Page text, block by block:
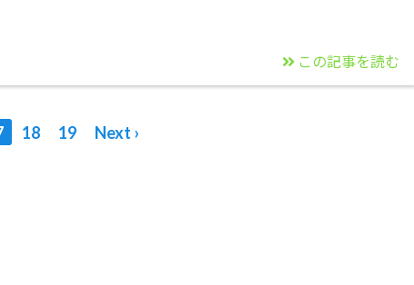
この記事を読む
18 19 Next ›